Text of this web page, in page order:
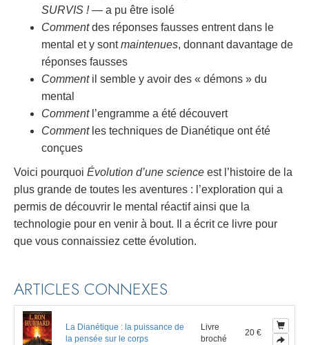
SURVIS !— a pu être isolé
Commentdes réponses fausses entrent dans le
mental et y sontmaintenues, donnant davantage de
réponses fausses
Commentil semble y avoir des « démons » du
mental
Commentl’engramme a été découvert
Commentles techniques de Dianétique ont été
conçues
Voici pourquoi Évolution d’une science est l’histoire de la
plus grande de toutes les aventures : l’exploration qui a
permis de découvrir le mental réactif ainsi que la
technologie pour en venir à bout. Il a écrit ce livre pour
que vous connaissiez cette évolution.
ARTICLES CONNEXES
La Dianétique : la puissance de
la pensée sur le corps
Livre
broché
20 €